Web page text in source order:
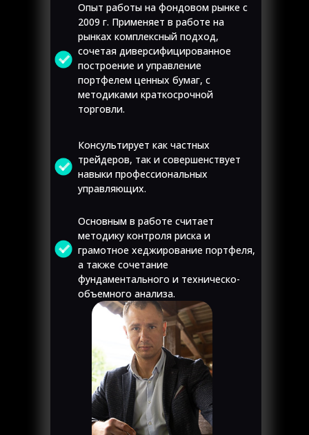
Основным в работе считает
методику контроля риска и
грамотное хеджирование портфеля,
а также сочетание
фундаментального и техническо-
объемного анализа.
Опыт работы на фондовом рынке с
2009 г. Применяет в работе на
рынках комплексный подход,
сочетая диверсифицированное
построение и управление
портфелем ценных бумаг, с
методиками краткосрочной
торговли.
Консультирует как частных
трейдеров, так и совершенствует
навыки профессиональных
управляющих.